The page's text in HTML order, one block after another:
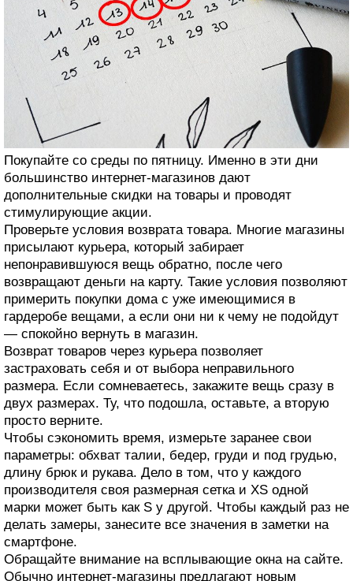
Покупайте со среды по пятницу. Именно в эти дни
большинство интернет-магазинов дают
дополнительные скидки на товары и проводят
стимулирующие акции.
Проверьте условия возврата товара. Многие магазины
присылают курьера, который забирает
непонравившуюся вещь обратно, после чего
возвращают деньги на карту. Такие условия позволяют
примерить покупки дома с уже имеющимися в
гардеробе вещами, а если они ни к чему не подойдут
— спокойно вернуть в магазин.
Возврат товаров через курьера позволяет
застраховать себя и от выбора неправильного
размера. Если сомневаетесь, закажите вещь сразу в
двух размерах. Ту, что подошла, оставьте, а вторую
просто верните.
Чтобы сэкономить время, измерьте заранее свои
параметры: обхват талии, бедер, груди и под грудью,
длину брюк и рукава. Дело в том, что у каждого
производителя своя размерная сетка и XS одной
марки может быть как S у другой. Чтобы каждый раз не
делать замеры, занесите все значения в заметки на
смартфоне.
Обращайте внимание на всплывающие окна на сайте.
Обычно интернет-магазины предлагают новым